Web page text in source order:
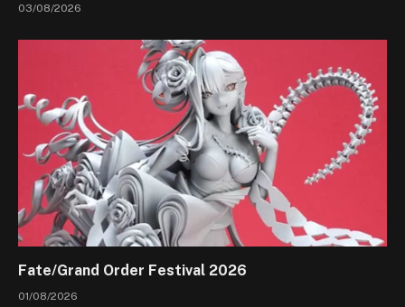
03/08/2026
Fate/Grand Order Festival 2026
01/08/2026